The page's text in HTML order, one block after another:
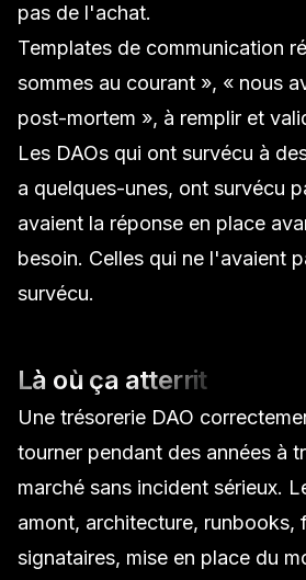
pas de l'achat.
Templates de communication
sommes au courant », « nous
post-mortem », à remplir et
Les DAOs qui ont survécu à
a quelques-unes, ont survécu
avaient la réponse en place
besoin. Celles qui ne l'avaient
survécu.
Là où ça atterrit
Une trésorerie DAO
tourner pendant des années à
marché sans incident sérieux.
amont, architecture, runbooks,
signataires, mise en place du